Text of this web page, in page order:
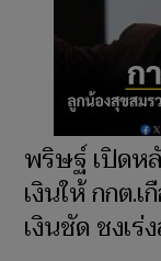
พริษฐ์ เปิดห
เงินให้ กกต.
เงินชัด ชงเร่